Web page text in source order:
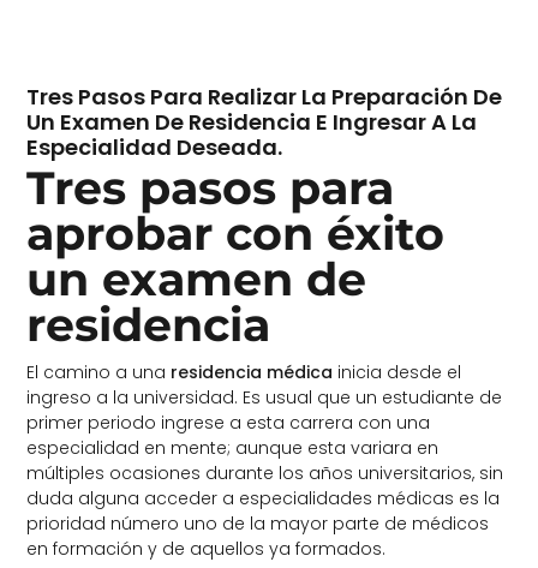
Tres Pasos Para Realizar La Preparación De
Un Examen De Residencia E Ingresar A La
Especialidad Deseada.
Tres pasos para
aprobar con éxito
un examen de
residencia
El camino a una residencia médica inicia desde el
ingreso a la universidad. Es usual que un estudiante de
primer periodo ingrese a esta carrera con una
especialidad en mente; aunque esta variara en
múltiples ocasiones durante los años universitarios, sin
duda alguna acceder a especialidades médicas es la
prioridad número uno de la mayor parte de médicos
en formación y de aquellos ya formados.